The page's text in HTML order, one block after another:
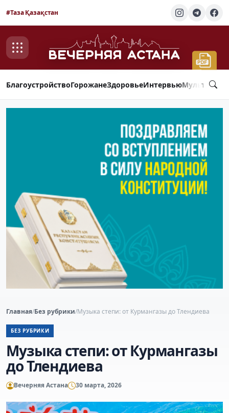
#Таза Қазақстан
БлагоустройствоГорожанеЗдоровьеИнтервью
Главная/Без рубрики/Музыка степи: от Курмангазы до Тлендиева
БЕЗ РУБРИКИ
Музыка степи: от Курмангазы
до Тлендиева
Вечерняя Астана 30 марта, 2026